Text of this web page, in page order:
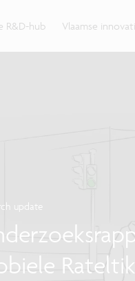
R&D-hub Vlaamse
en universiteiten.
update